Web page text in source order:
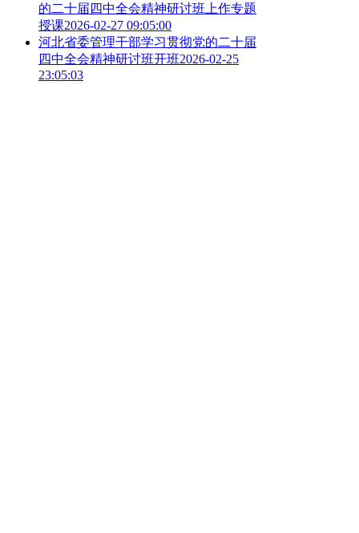
的二十届四中全会精神研讨班上作专题
授课2026-02-27 09:05:00
河北省委管理干部学习贯彻党的二十届
四中全会精神研讨班开班2026-02-25
23:05:03